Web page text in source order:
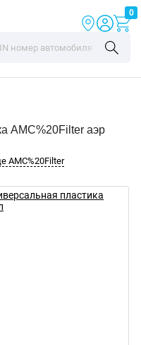
0
AMC%20Filter аэр
AMC%20Filter